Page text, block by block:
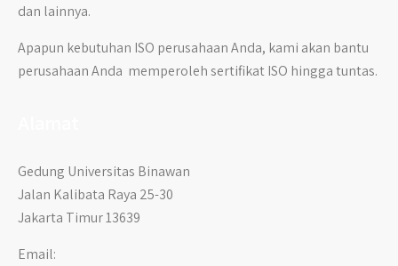
dan lainnya.
Apapun kebutuhan ISO perusahaan Anda, kami akan bantu
perusahaan Anda memperoleh sertifikat ISO hingga tuntas.
Gedung Universitas Binawan
Jalan Kalibata Raya 25-30
Jakarta Timur 13639
Email: